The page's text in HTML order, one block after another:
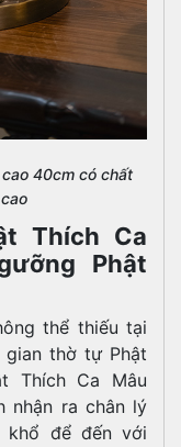
40cm có chất
Thích Ca
Phật
thể thiếu tại
thờ tự Phật
Thích Ca Mâu
nhận ra chân lý
khổ để đến với